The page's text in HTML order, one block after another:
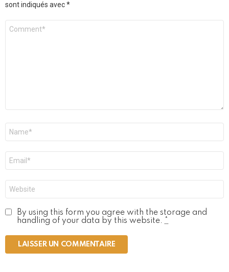
sont indiqués avec*
mail
*
web
By using this form you agree with the storage and
handling of your data by this website.